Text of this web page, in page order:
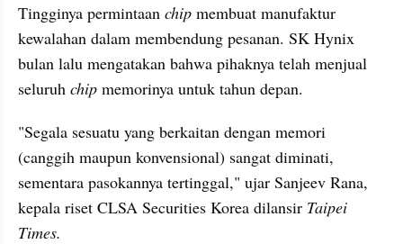
Tingginya permintaan chip membuat manufaktur
kewalahan dalam membendung pesanan. SK Hynix
bulan lalu mengatakan bahwa pihaknya telah menjual
seluruh chip memorinya untuk tahun depan.
"Segala sesuatu yang berkaitan dengan memori
(canggih maupun konvensional) sangat diminati,
sementara pasokannya tertinggal," ujar Sanjeev Rana,
kepala riset CLSA Securities Korea dilansir Taipei
Times.